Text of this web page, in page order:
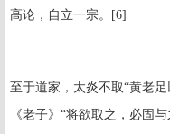
高论，自立一宗。
[6]
至于道家，太炎不取“黄老
《老子》“将欲取之，必固